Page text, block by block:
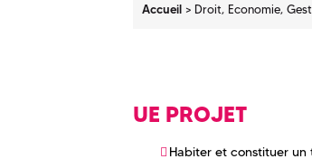
Accueil Droit, Economie,
UE PROJET
Habiter et constituer un